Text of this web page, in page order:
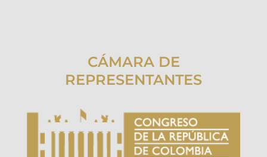
CÁMARA DE
REPRESENTANTES